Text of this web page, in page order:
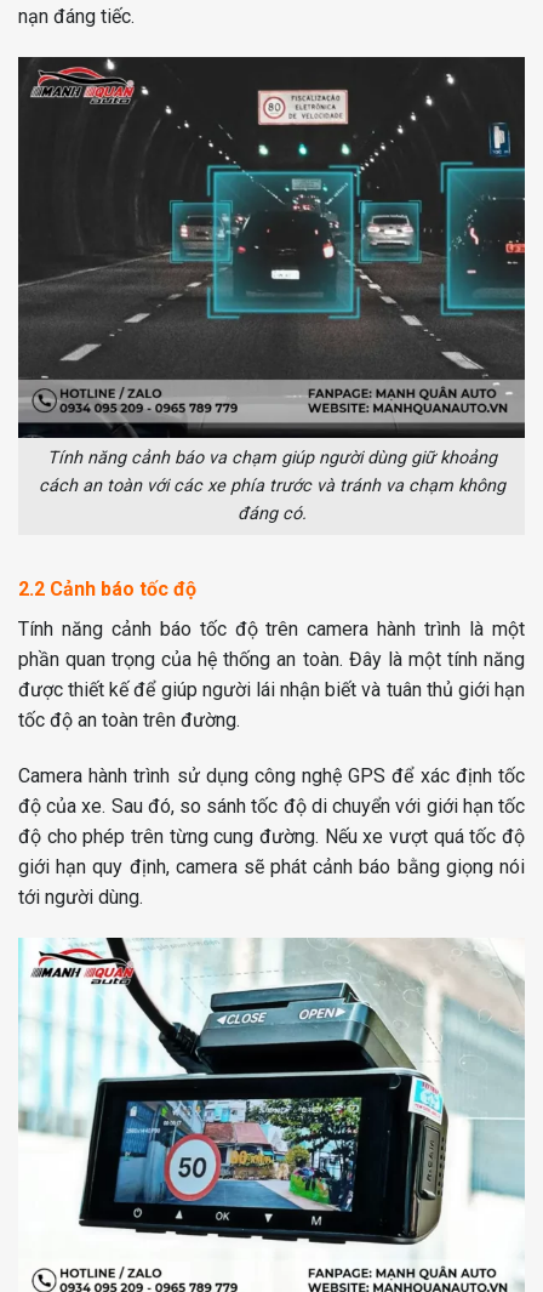
nạn đáng tiếc.
Tính năng cảnh báo va chạm giúp người dùng giữ khoảng
cách an toàn với các xe phía trước và tránh va chạm không
đáng có.
2.2 Cảnh báo tốc độ
Tính năng cảnh báo tốc độ trên camera hành trình là một
phần quan trọng của hệ thống an toàn. Đây là một tính năng
được thiết kế để giúp người lái nhận biết và tuân thủ giới hạn
tốc độ an toàn trên đường.
Camera hành trình sử dụng công nghệ GPS để xác định tốc
độ của xe. Sau đó, so sánh tốc độ di chuyển với giới hạn tốc
độ cho phép trên từng cung đường. Nếu xe vượt quá tốc độ
giới hạn quy định, camera sẽ phát cảnh báo bằng giọng nói
tới người dùng.